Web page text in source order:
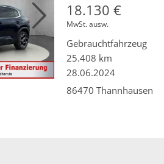
18.130 €
MwSt. ausw.
Gebrauchtfahrzeug
25.408 km
28.06.2024
86470 Thannhausen